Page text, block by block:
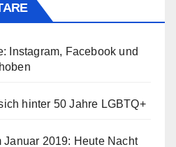
Instagram, Facebook und
hinter 50 Jahre LGBTQ+
Januar 2019: Heute Nacht